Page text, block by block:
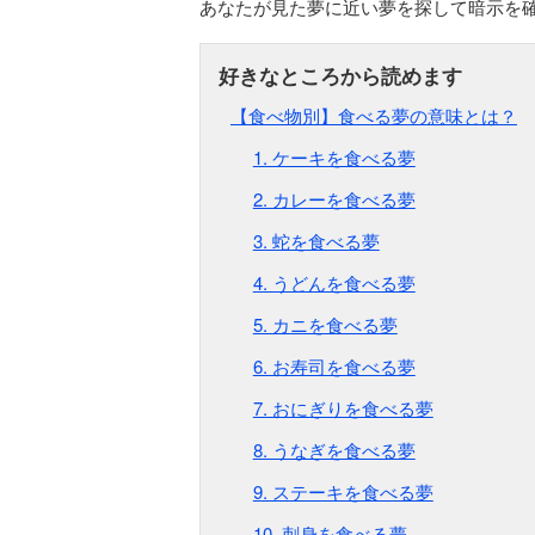
あなたが見た夢に近い夢を探して暗示を
【食べ物別】食べる夢の意味とは？
1. ケーキを食べる夢
2. カレーを食べる夢
3. 蛇を食べる夢
4. うどんを食べる夢
5. カニを食べる夢
6. お寿司を食べる夢
7. おにぎりを食べる夢
8. うなぎを食べる夢
9. ステーキを食べる夢